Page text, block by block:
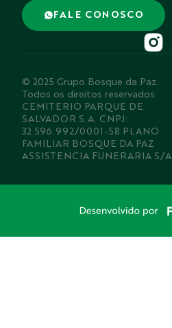
FALE CONOSCO
© 2025 Grupo Bosque da Paz.
Todos os direitos reservados.
CEMITERIO PARQUE DE
SALVADOR S.A. CNPJ:
32.596.992/0001-58 PLANO
FAMILIAR BOSQUE DA PAZ
ASSISTENCIA FUNERARIA S/A